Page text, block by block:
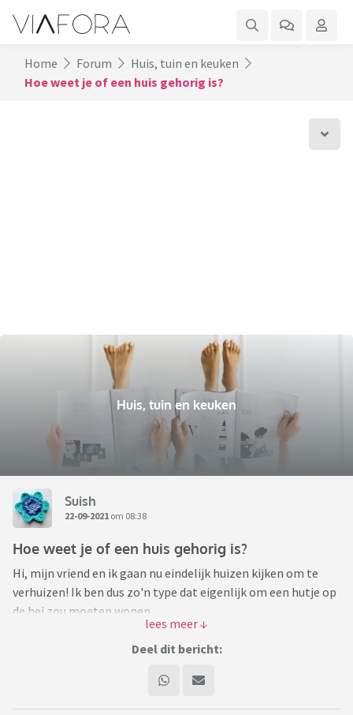
Home Forum
Huis, tuin en keuken
Hoe weet je of een huis gehorig is?
Huis, tuin en keuken
Suish
22-09-2021 om 08:38
Hoe weet je of een huis gehorig is?
Hi, mijn vriend en ik gaan nu eindelijk huizen kijken om te
verhuizen! Ik ben dus zo'n type dat eigenlijk om een hutje op
de hei zou moeten wonen
We wonen nu in een appartement van 1983/1984, met
bovenburen en naaste buren. (onder een soort
Ik wil hier weg omdat ik niet tegen burengeluid kan.
Nu is mijn vraag, hoe kan ik signaleren of een woning
Deel dit bericht: